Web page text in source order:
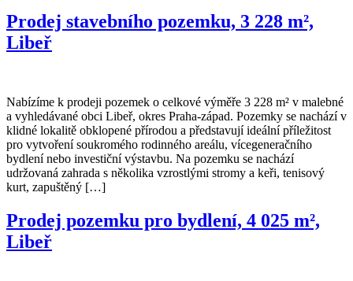
Prodej stavebního pozemku, 3 228 m²,
Libeř
Nabízíme k prodeji pozemek o celkové výměře 3 228 m² v malebné
a vyhledávané obci Libeř, okres Praha-západ. Pozemky se nachází v
klidné lokalitě obklopené přírodou a představují ideální příležitost
pro vytvoření soukromého rodinného areálu, vícegeneračního
bydlení nebo investiční výstavbu. Na pozemku se nachází
udržovaná zahrada s několika vzrostlými stromy a keři, tenisový
kurt, zapuštěný […]
Prodej pozemku pro bydlení, 4 025 m²,
Libeř